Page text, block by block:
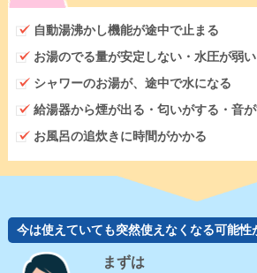
自動湯沸かし機能が途中で止まる
お湯のでる量が安定しない・水圧が弱い
シャワーのお湯が、途中で水になる
給湯器から煙が出る・匂いがする・音
お風呂の追炊きに時間がかかる
今は使えていても突然使えなくなる可能性
まずは